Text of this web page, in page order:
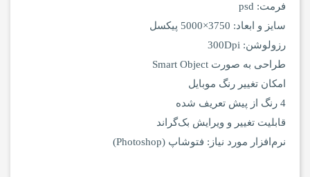
فرمت: psd
سایز و ابعاد: 3750×5000 پیکسل
رزولوشن: 300Dpi
طراحی به صورت Smart Object
امکان تغییر رنگ موبایل
4 رنگ از پیش تعریف شده
قابلیت تغییر و ویرایش بک‌گراند
نرم‌افزار مورد نیاز: فتوشاپ (Photoshop)